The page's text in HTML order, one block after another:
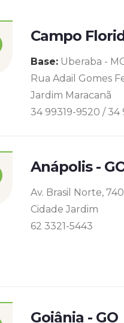
Campo
Base: Uberaba -
Rua Adail Gomes
Jardim Maracanã
34 99319-9520 / 34
Anápolis -
Av. Brasil Norte,
Cidade Jardim
62 3321-5443
Goiânia - GO